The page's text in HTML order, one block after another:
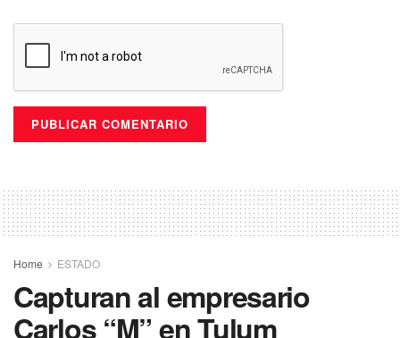
Home ESTADO
Capturan al empresario
Carlos “M” en Tulum